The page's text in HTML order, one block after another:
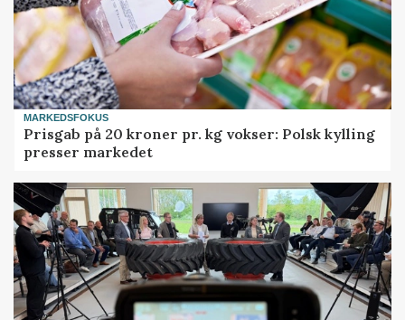
MARKEDSFOKUS
Prisgab på 20 kroner pr. kg vokser: Polsk kylling
presser markedet